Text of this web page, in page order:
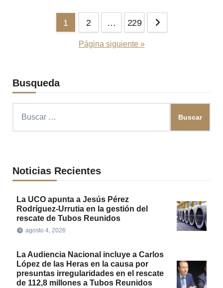
Paginación
1 2 … 229
Página siguiente »
Busqueda
Noticias Recientes
La UCO apunta a Jesús Pérez
Rodríguez-Urrutia en la gestión del
rescate de Tubos Reunidos
agosto 4, 2026
La Audiencia Nacional incluye a Carlos
López de las Heras en la causa por
presuntas irregularidades en el rescate
de 112,8 millones a Tubos Reunidos